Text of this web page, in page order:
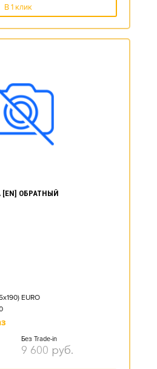
В 1 клик
[EN] ОБРАТНЫЙ
EURO
Без Trade-in
9 600 руб.